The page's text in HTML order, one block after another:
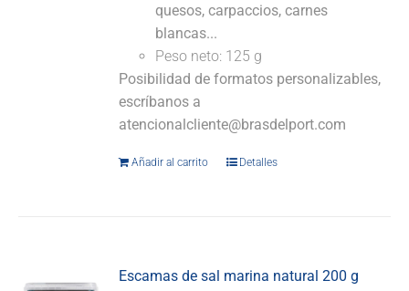
quesos, carpaccios, carnes
blancas...
Peso neto: 125 g
Posibilidad de formatos personalizables,
escríbanos a
atencionalcliente@brasdelport.com
Añadir al carrito Detalles
Escamas de sal marina natural 200 g